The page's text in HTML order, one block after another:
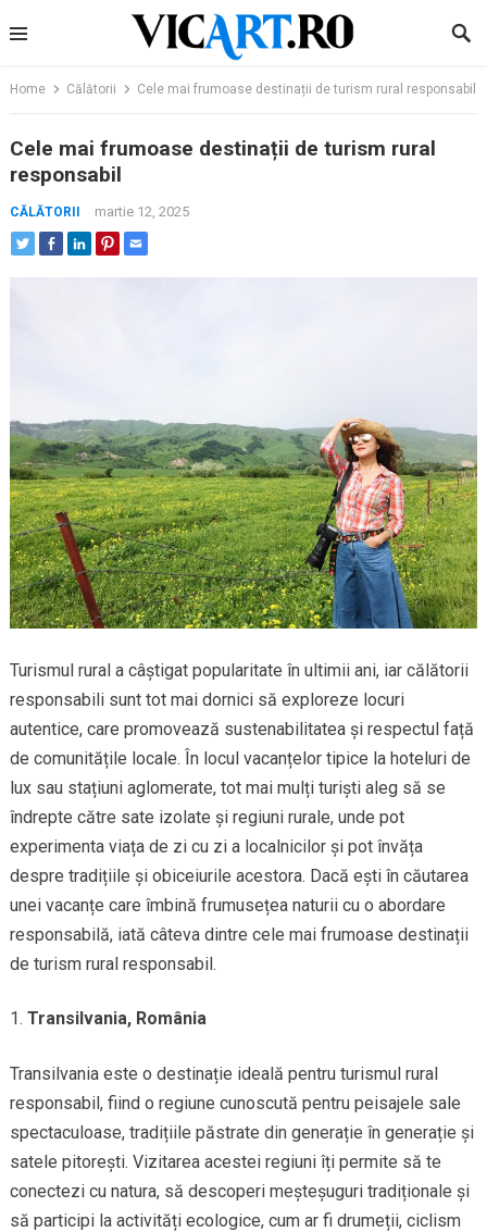
to
Home Călătorii Cele mai frumoase destinații de turism rural responsabil
Cele mai frumoase destinații de turism rural
responsabil
CĂLĂTORII martie 12, 2025
Turismul rural a câștigat popularitate în ultimii ani, iar călătorii
responsabili sunt tot mai dornici să exploreze locuri
autentice, care promovează sustenabilitatea și respectul față
de comunitățile locale. În locul vacanțelor tipice la hoteluri de
lux sau stațiuni aglomerate, tot mai mulți turiști aleg să se
îndrepte către sate izolate și regiuni rurale, unde pot
experimenta viața de zi cu zi a localnicilor și pot învăța
despre tradițiile și obiceiurile acestora. Dacă ești în căutarea
unei vacanțe care îmbină frumusețea naturii cu o abordare
responsabilă, iată câteva dintre cele mai frumoase destinații
de turism rural responsabil.
Transilvania, România
Transilvania este o destinație ideală pentru turismul rural
responsabil, fiind o regiune cunoscută pentru peisajele sale
spectaculoase, tradițiile păstrate din generație în generație și
satele pitorești. Vizitarea acestei regiuni îți permite să te
conectezi cu natura, să descoperi meșteșuguri tradiționale și
să participi la activități ecologice, cum ar fi drumeții, ciclism